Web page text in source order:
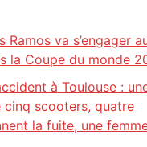
Ramos va s’engager
la Coupe du monde
à Toulouse :
scooters, quatre
la fuite, une